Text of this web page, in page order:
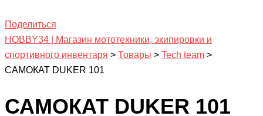
Поделиться
HOBBY34 | Магазин мототехники, экипировки и
спортивного инвентаря > Товары > Tech team >
САМОКАТ DUKER 101
САМОКАТ DUKER 101